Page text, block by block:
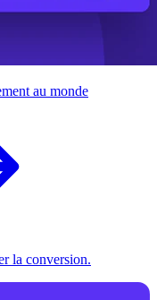
au monde
la conversion.